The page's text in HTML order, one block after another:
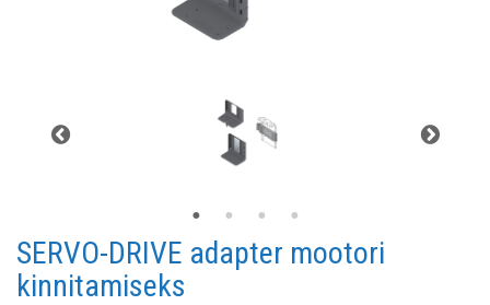
SERVO-DRIVE adapter mootori
kinnitamiseks